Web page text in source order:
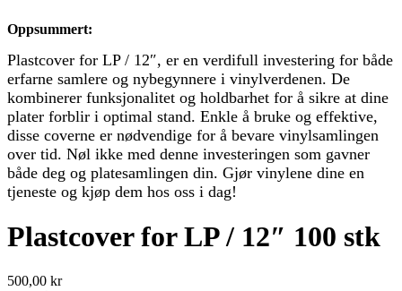
Oppsummert:
Plastcover for LP / 12″, er en verdifull investering for både
erfarne samlere og nybegynnere i vinylverdenen. De
kombinerer funksjonalitet og holdbarhet for å sikre at dine
plater forblir i optimal stand. Enkle å bruke og effektive,
disse coverne er nødvendige for å bevare vinylsamlingen
over tid. Nøl ikke med denne investeringen som gavner
både deg og platesamlingen din. Gjør vinylene dine en
tjeneste og kjøp dem hos oss i dag!
Plastcover for LP / 12″ 100 stk
500,00 kr